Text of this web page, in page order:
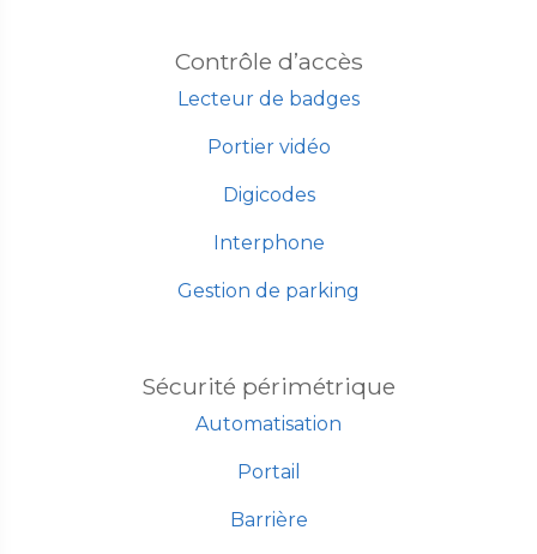
Contrôle d’accès
Lecteur de badges
Portier vidéo
Digicodes
Interphone
Gestion de parking
Sécurité périmétrique
Automatisation
Portail
Barrière